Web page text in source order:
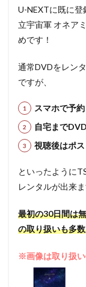
U-NEXTに既に登
立宇宙軍 オネア
めです！
通常DVDをレン
ですが、
スマホで予約
自宅まで
視聴後はポ
といったように
レンタルが出来
最初の30日間は
の取り扱いも多数
※画像は取り扱い